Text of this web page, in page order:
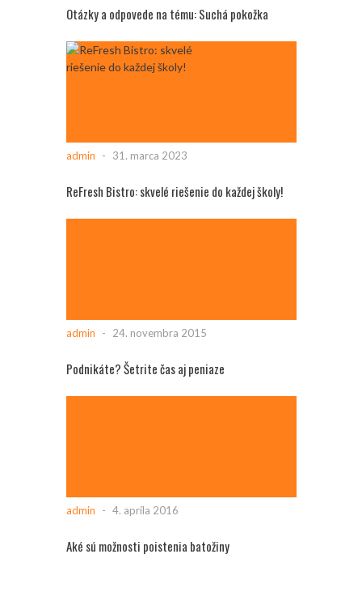
Otázky a odpovede na tému: Suchá pokožka
admin - 31. marca 2023
ReFresh Bistro: skvelé riešenie do každej školy!
admin - 24. novembra 2015
Podnikáte? Šetrite čas aj peniaze
admin - 4. apríla 2016
Aké sú možnosti poistenia batožiny